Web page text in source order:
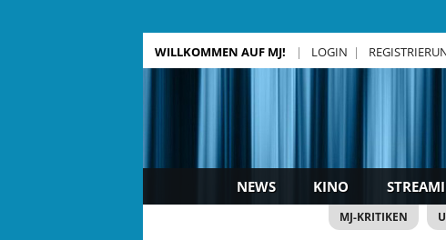
WILLKOMMEN AUF MJ! LOGIN
NEWS KINO
MJ-KRITIKEN